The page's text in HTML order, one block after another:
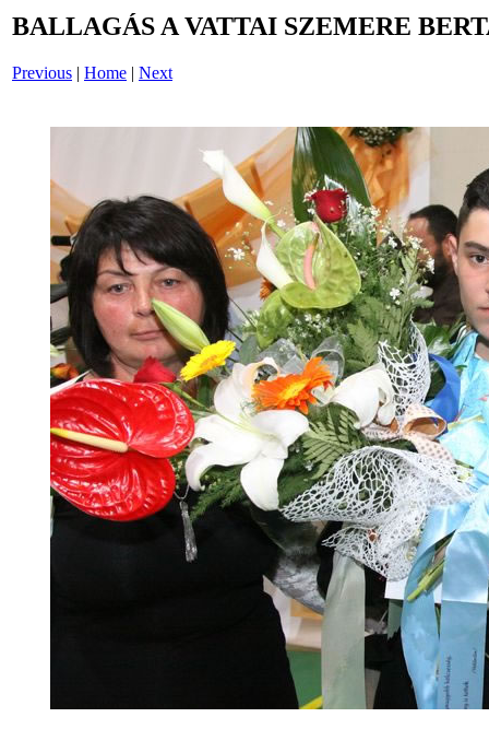
BALLAGÁS A VATTAI SZEMERE
Previous | Home | Next